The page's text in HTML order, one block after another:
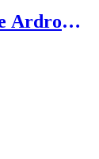
Ardrome